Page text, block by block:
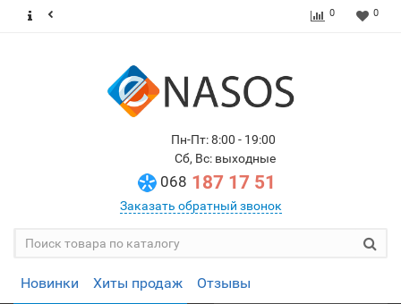
0 0
Пн-Пт: 8:00 - 19:00
Сб, Вс: выходные
068 187 17 51
Заказать обратный звонок
Новинки Хиты продаж Отзывы